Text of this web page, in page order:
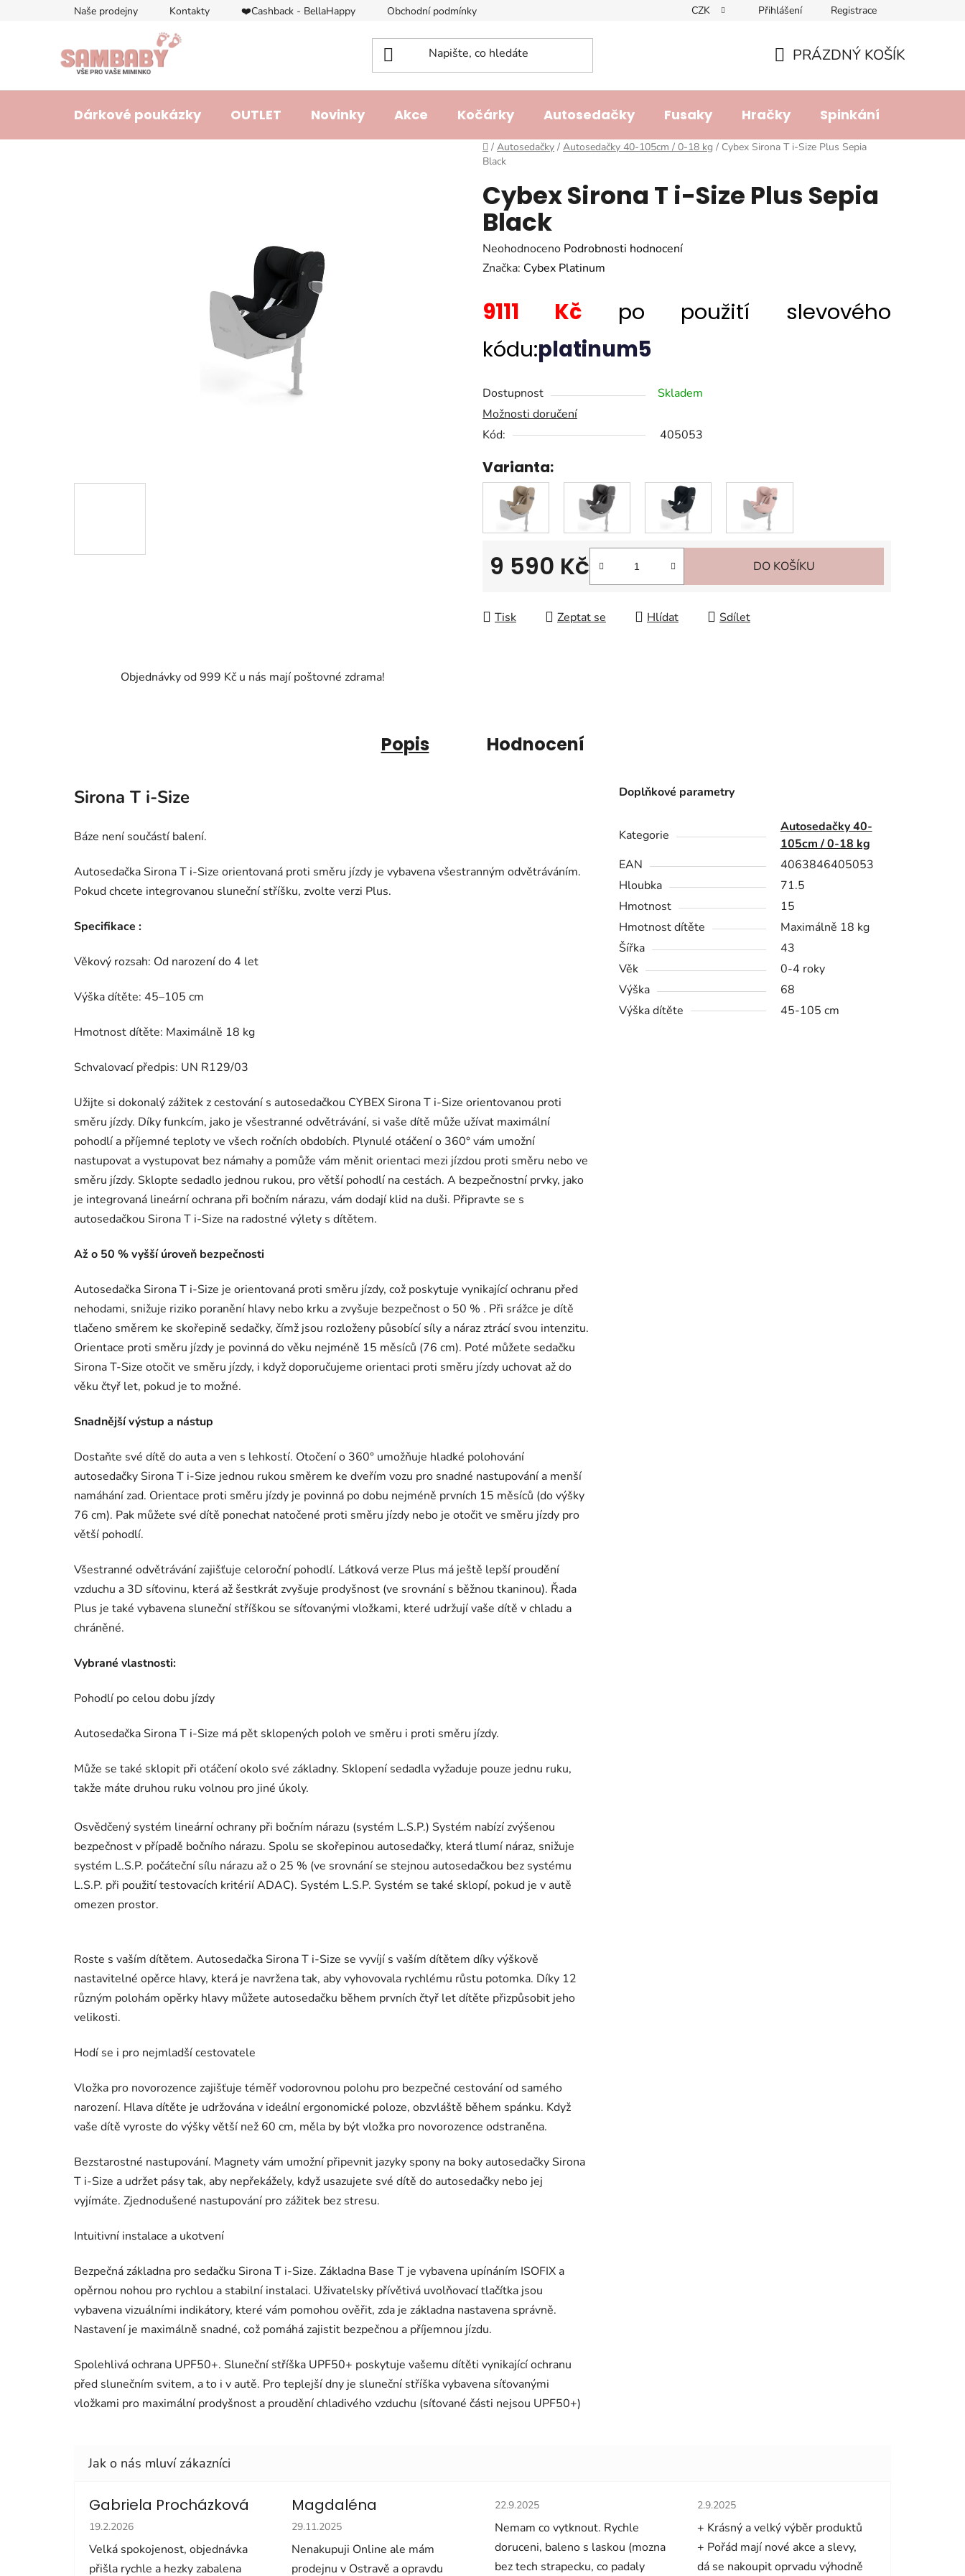
Naše prodejny Kontakty ❤️Cashback - BellaHappy Obchodní podmínky Doprava a platba Lhůta pro vyřízení reklamace
CZK Přihlášení Registrace
KOŠÍK
PRÁZDNÝ KOŠÍK
Dárkové poukázky OUTLET Novinky Akce Kočárky Autosedačky Fusaky Hračky Spinkání
Domů
/ Autosedačky / Autosedačky 40-105cm / 0-18 kg / Cybex Sirona T i-Size Plus Sepia
Black
Cybex Sirona T i-Size Plus Sepia
Black
Průměrné
hodnocení
je
z
Neohodnoceno Podrobnosti hodnocení
Značka: Cybex Platinum
9111 Kč
po použití slevového
kódu:platinum5
Dostupnost
Skladem
Možnosti doručení
Kód:
405053
Varianta:
9 590 Kč DO KOŠÍKU
Tisk Zeptat se Hlídat Sdílet
Objednávky od 999 Kč u nás mají poštovné zdrama!
Popis Hodnocení
Sirona T i-Size
Báze není součástí balení.
Autosedačka Sirona T i-Size orientovaná proti směru jízdy je vybavena všestranným odvětráváním.
Pokud chcete integrovanou sluneční stříšku, zvolte verzi Plus.
Specifikace :
Věkový rozsah: Od narození do 4 let
Výška dítěte: 45–105 cm
Hmotnost dítěte: Maximálně 18 kg
Schvalovací předpis: UN R129/03
Užijte si dokonalý zážitek z cestování s autosedačkou CYBEX Sirona T i-Size orientovanou proti
směru jízdy. Díky funkcím, jako je všestranné odvětrávání, si vaše dítě může užívat maximální
pohodlí a příjemné teploty ve všech ročních obdobích. Plynulé otáčení o 360° vám umožní
nastupovat a vystupovat bez námahy a pomůže vám měnit orientaci mezi jízdou proti směru nebo ve
směru jízdy. Sklopte sedadlo jednou rukou, pro větší pohodlí na cestách. A bezpečnostní prvky, jako
je integrovaná lineární ochrana při bočním nárazu, vám dodají klid na duši. Připravte se s
autosedačkou Sirona T i-Size na radostné výlety s dítětem.
Až o 50 % vyšší úroveň bezpečnosti
Autosedačka Sirona T i-Size je orientovaná proti směru jízdy, což poskytuje vynikající ochranu před
nehodami, snižuje riziko poranění hlavy nebo krku a zvyšuje bezpečnost o 50 % . Při srážce je dítě
tlačeno směrem ke skořepině sedačky, čímž jsou rozloženy působící síly a náraz ztrácí svou intenzitu.
Orientace proti směru jízdy je povinná do věku nejméně 15 měsíců (76 cm). Poté můžete sedačku
Sirona T-Size otočit ve směru jízdy, i když doporučujeme orientaci proti směru jízdy uchovat až do
věku čtyř let, pokud je to možné.
Snadnější výstup a nástup
Dostaňte své dítě do auta a ven s lehkostí. Otočení o 360° umožňuje hladké polohování
autosedačky Sirona T i-Size jednou rukou směrem ke dveřím vozu pro snadné nastupování a menší
namáhání zad. Orientace proti směru jízdy je povinná po dobu nejméně prvních 15 měsíců (do výšky
76 cm). Pak můžete své dítě ponechat natočené proti směru jízdy nebo je otočit ve směru jízdy pro
větší pohodlí.
Všestranné odvětrávání zajišťuje celoroční pohodlí. Látková verze Plus má ještě lepší proudění
vzduchu a 3D síťovinu, která až šestkrát zvyšuje prodyšnost (ve srovnání s běžnou tkaninou). Řada
Plus je také vybavena sluneční stříškou se síťovanými vložkami, které udržují vaše dítě v chladu a
chráněné.
Vybrané vlastnosti:
Pohodlí po celou dobu jízdy
Autosedačka Sirona T i-Size má pět sklopených poloh ve směru i proti směru jízdy.
Může se také sklopit při otáčení okolo své základny. Sklopení sedadla vyžaduje pouze jednu ruku,
takže máte druhou ruku volnou pro jiné úkoly.
Osvědčený systém lineární ochrany při bočním nárazu (systém L.S.P.) Systém nabízí zvýšenou
bezpečnost v případě bočního nárazu. Spolu se skořepinou autosedačky, která tlumí náraz, snižuje
systém L.S.P. počáteční sílu nárazu až o 25 % (ve srovnání se stejnou autosedačkou bez systému
L.S.P. při použití testovacích kritérií ADAC). Systém L.S.P. Systém se také sklopí, pokud je v autě
omezen prostor.
Roste s vaším dítětem. Autosedačka Sirona T i-Size se vyvíjí s vaším dítětem díky výškově
nastavitelné opěrce hlavy, která je navržena tak, aby vyhovovala rychlému růstu potomka. Díky 12
různým polohám opěrky hlavy můžete autosedačku během prvních čtyř let dítěte přizpůsobit jeho
velikosti.
Hodí se i pro nejmladší cestovatele
Vložka pro novorozence zajišťuje téměř vodorovnou polohu pro bezpečné cestování od samého
narození. Hlava dítěte je udržována v ideální ergonomické poloze, obzvláště během spánku. Když
vaše dítě vyroste do výšky větší než 60 cm, měla by být vložka pro novorozence odstraněna.
Bezstarostné nastupování. Magnety vám umožní připevnit jazyky spony na boky autosedačky Sirona
T i-Size a udržet pásy tak, aby nepřekážely, když usazujete své dítě do autosedačky nebo jej
vyjímáte. Zjednodušené nastupování pro zážitek bez stresu.
Intuitivní instalace a ukotvení
Bezpečná základna pro sedačku Sirona T i-Size. Základna Base T je vybavena upínáním ISOFIX a
opěrnou nohou pro rychlou a stabilní instalaci. Uživatelsky přívětivá uvolňovací tlačítka jsou
vybavena vizuálními indikátory, které vám pomohou ověřit, zda je základna nastavena správně.
Nastavení je maximálně snadné, což pomáhá zajistit bezpečnou a příjemnou jízdu.
Spolehlivá ochrana UPF50+. Sluneční stříška UPF50+ poskytuje vašemu dítěti vynikající ochranu
před slunečním svitem, a to i v autě. Pro teplejší dny je sluneční stříška vybavena síťovanými
vložkami pro maximální prodyšnost a proudění chladivého vzduchu (síťované části nejsou UPF50+)
Doplňkové parametry
Kategorie
Autosedačky 40-
105cm / 0-18 kg
EAN
4063846405053
Hloubka
71.5
Hmotnost
15
Hmotnost dítěte
Maximálně 18 kg
Šířka
43
Věk
0-4 roky
Výška
68
Výška dítěte
45-105 cm
Gabriela Procházková
Hodnocení obchodu je 5 z 5 hvězdiček.
19.2.2026
Velká spokojenost, objednávka
přišla rychle a hezky zabalena
Magdaléna
Hodnocení obchodu je 5 z 5 hvězdiček.
29.11.2025
Nenakupuji Online ale mám
prodejnu v Ostravě a opravdu
Hodnocení obchodu je 5 z 5 hvězdiček.
22.9.2025
Nemam co vytknout. Rychle
doruceni, baleno s laskou (mozna
bez tech strapecku, co padaly
Hodnocení obchodu je 5 z 5 hvězdiček.
2.9.2025
+ Krásný a velký výběr produktů
+ Pořád mají nové akce a slevy,
dá se nakoupit oprvadu výhodně